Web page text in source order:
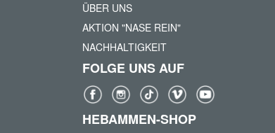
ÜBER UNS
AKTION "NASE REIN"
NACHHALTIGKEIT
FOLGE UNS AUF
HEBAMMEN-SHOP